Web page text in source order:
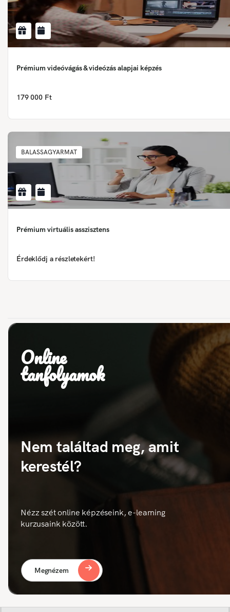
Prémium videóvágás & videózás alapjai képzés
179 000 Ft
BALASSAGYARMAT
Prémium virtuális asszisztens
Érdeklődj a részletekért!
Online
tanfolyamok
Nem találtad meg, amit
kerestél?
Nézz szét online képzéseink, e-learning
kurzusaink között.
Megnézem